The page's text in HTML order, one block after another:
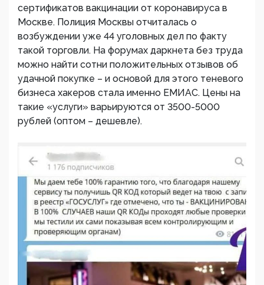
сертификатов вакцинации от коронавируса в
Москве. Полиция Москвы отчиталась о
возбуждении уже 44 уголовных дел по факту
такой торговли. На форумах даркнета без труда
можно найти сотни положительных отзывов об
удачной покупке – и основой для этого теневого
бизнеса хакеров стала именно ЕМИАС. Цены на
такие «услуги» варьируются от 3500-5000
рублей (оптом – дешевле).